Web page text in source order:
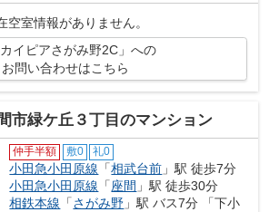
探し致します‼ ...
空室情報がありません。
カイピアさがみ野2C」への
お問い合わせはこちら
市緑ケ丘３丁目のマンション
仲手半額 敷0 礼0
小田急小田原線 「相武台前 」駅 徒歩7分
小田急小田原線 「座間 」駅 徒歩30分
相鉄本線 「さがみ野 」駅 バス7分 「下小